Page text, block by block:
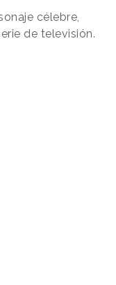
célebre,
de televisión.